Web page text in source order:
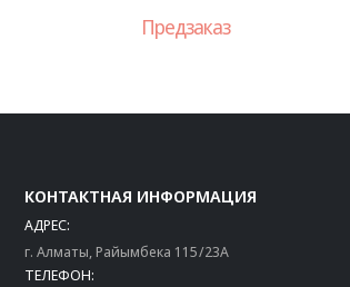
Предзаказ
КОНТАКТНАЯ ИНФОРМАЦИЯ
АДРЕС:
г. Алматы, Райымбека 115/23A
ТЕЛЕФОН: